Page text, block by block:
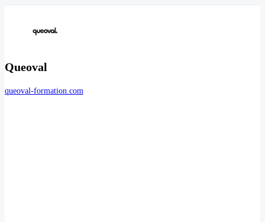
Queoval
queoval-formation.com